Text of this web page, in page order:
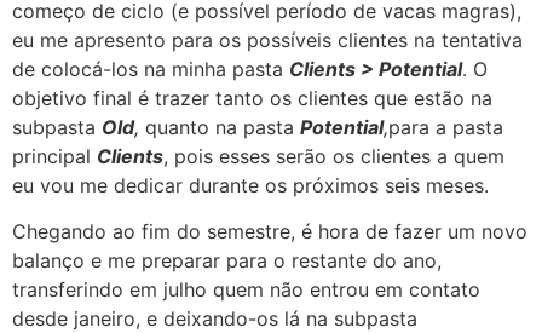
começo de ciclo (e possível período de vacas magras),
eu me apresento para os possíveis clientes na tentativa
de colocá-los na minha pasta Clients > Potential. O
objetivo final é trazer tanto os clientes que estão na
subpasta Old, quanto na pasta Potential,para a pasta
principal Clients, pois esses serão os clientes a quem
eu vou me dedicar durante os próximos seis meses.
Chegando ao fim do semestre, é hora de fazer um novo
balanço e me preparar para o restante do ano,
transferindo em julho quem não entrou em contato
desde janeiro, e deixando-os lá na subpasta